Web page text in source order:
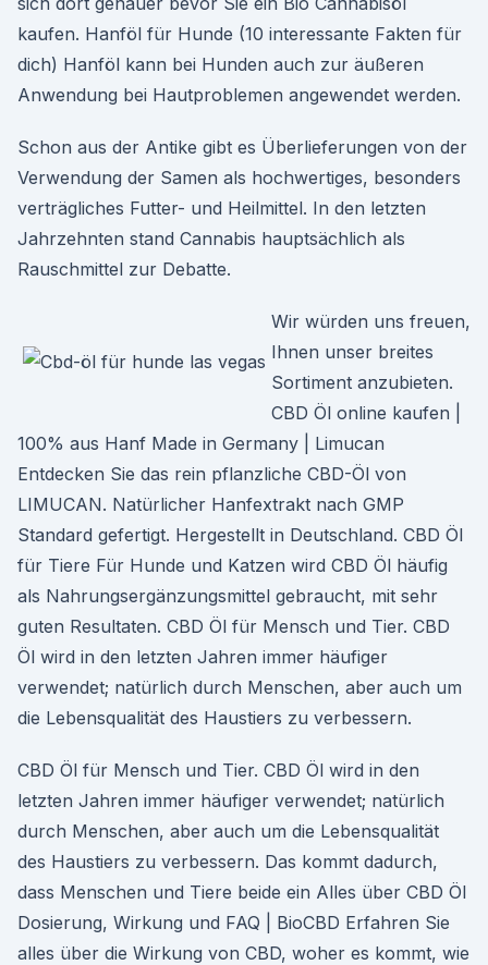
kaufen. Hanföl für Hunde (10 interessante Fakten für
dich) Hanföl kann bei Hunden auch zur äußeren
Anwendung bei Hautproblemen angewendet werden.
Schon aus der Antike gibt es Überlieferungen von der
Verwendung der Samen als hochwertiges, besonders
verträgliches Futter- und Heilmittel. In den letzten
Jahrzehnten stand Cannabis hauptsächlich als
Rauschmittel zur Debatte.
Wir würden uns freuen,
Ihnen unser breites
Sortiment anzubieten.
CBD Öl online kaufen |
100% aus Hanf Made in Germany | Limucan
Entdecken Sie das rein pflanzliche CBD-Öl von
LIMUCAN. Natürlicher Hanfextrakt nach GMP
Standard gefertigt. Hergestellt in Deutschland. CBD Öl
für Tiere Für Hunde und Katzen wird CBD Öl häufig
als Nahrungsergänzungsmittel gebraucht, mit sehr
guten Resultaten. CBD Öl für Mensch und Tier. CBD
Öl wird in den letzten Jahren immer häufiger
verwendet; natürlich durch Menschen, aber auch um
die Lebensqualität des Haustiers zu verbessern.
CBD Öl für Mensch und Tier. CBD Öl wird in den
letzten Jahren immer häufiger verwendet; natürlich
durch Menschen, aber auch um die Lebensqualität
des Haustiers zu verbessern. Das kommt dadurch,
dass Menschen und Tiere beide ein Alles über CBD Öl
Dosierung, Wirkung und FAQ | BioCBD Erfahren Sie
alles über die Wirkung von CBD, woher es kommt, wie